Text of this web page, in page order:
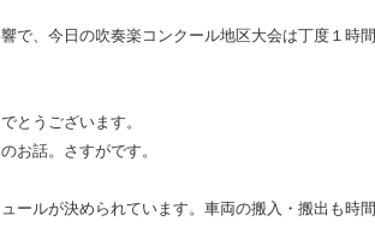
で、今日の吹奏楽コンクール地区大会は丁度１時間
とうございます。
お話。さすがです。
ールが決められています。車両の搬入・搬出も時間